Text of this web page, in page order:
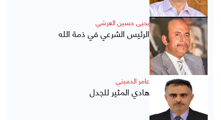
يحيى حسين العرشي
الرئيس الشرعي في ذمة الله
عامر الدميني
هادي المثير للجدل